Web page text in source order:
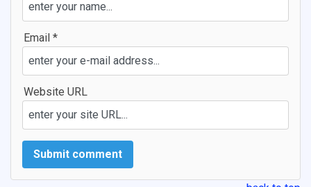
Email *
Website URL